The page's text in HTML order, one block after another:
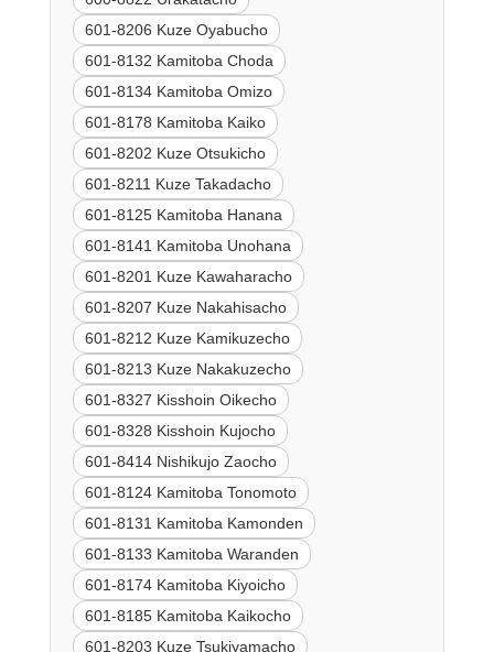
601-8206 Kuze Oyabucho
601-8132 Kamitoba Choda
601-8134 Kamitoba Omizo
601-8178 Kamitoba Kaiko
601-8202 Kuze Otsukicho
601-8211 Kuze Takadacho
601-8125 Kamitoba Hanana
601-8141 Kamitoba Unohana
601-8201 Kuze Kawaharacho
601-8207 Kuze Nakahisacho
601-8212 Kuze Kamikuzecho
601-8213 Kuze Nakakuzecho
601-8327 Kisshoin Oikecho
601-8328 Kisshoin Kujocho
601-8414 Nishikujo Zaocho
601-8124 Kamitoba Tonomoto
601-8131 Kamitoba Kamonden
601-8133 Kamitoba Waranden
601-8174 Kamitoba Kiyoicho
601-8185 Kamitoba Kaikocho
601-8203 Kuze Tsukiyamacho